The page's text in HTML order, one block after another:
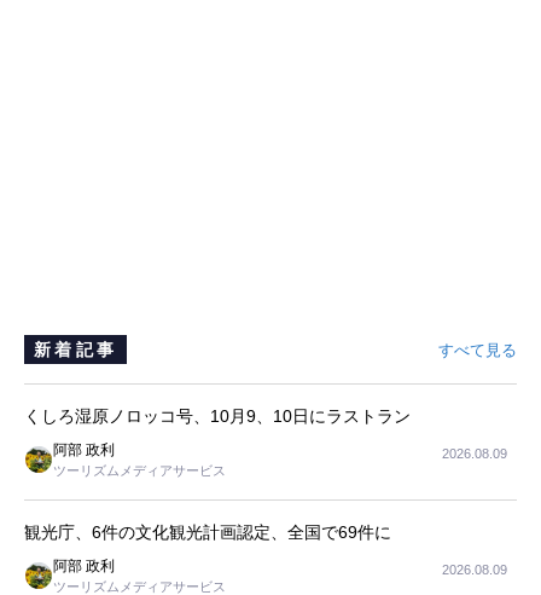
新着記事 すべて見る
くしろ湿原ノロッコ号、10月9、10日にラストラン
阿部 政利
ツーリズムメディアサービス
2026.08.09
観光庁、6件の文化観光計画認定、全国で69件に
阿部 政利
ツーリズムメディアサービス
2026.08.09